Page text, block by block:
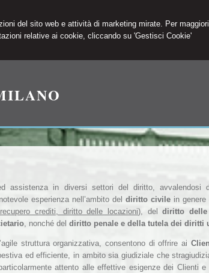
del sito web e attività di marketing mirate. Per
relative ai cookie, cliccando su 'Gestisci Cookie'
assistenza in diversi settori del diritto, avvalendosi
esperienza nell’ambito deldiritto civile in genere
crediti, diritto delle locazioni), deldiritto
, nonché del diritto penale e della tutela dei diritti
struttura organizzativa, consentono di offrire ai
ed efficiente, in ambito sia giudiziale che
attento alle effettive esigenze dei Clienti